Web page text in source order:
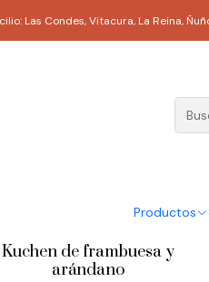
Productos
Las Condes, Vitacura, La Reina,
Kuchen de frambuesa y
arándano